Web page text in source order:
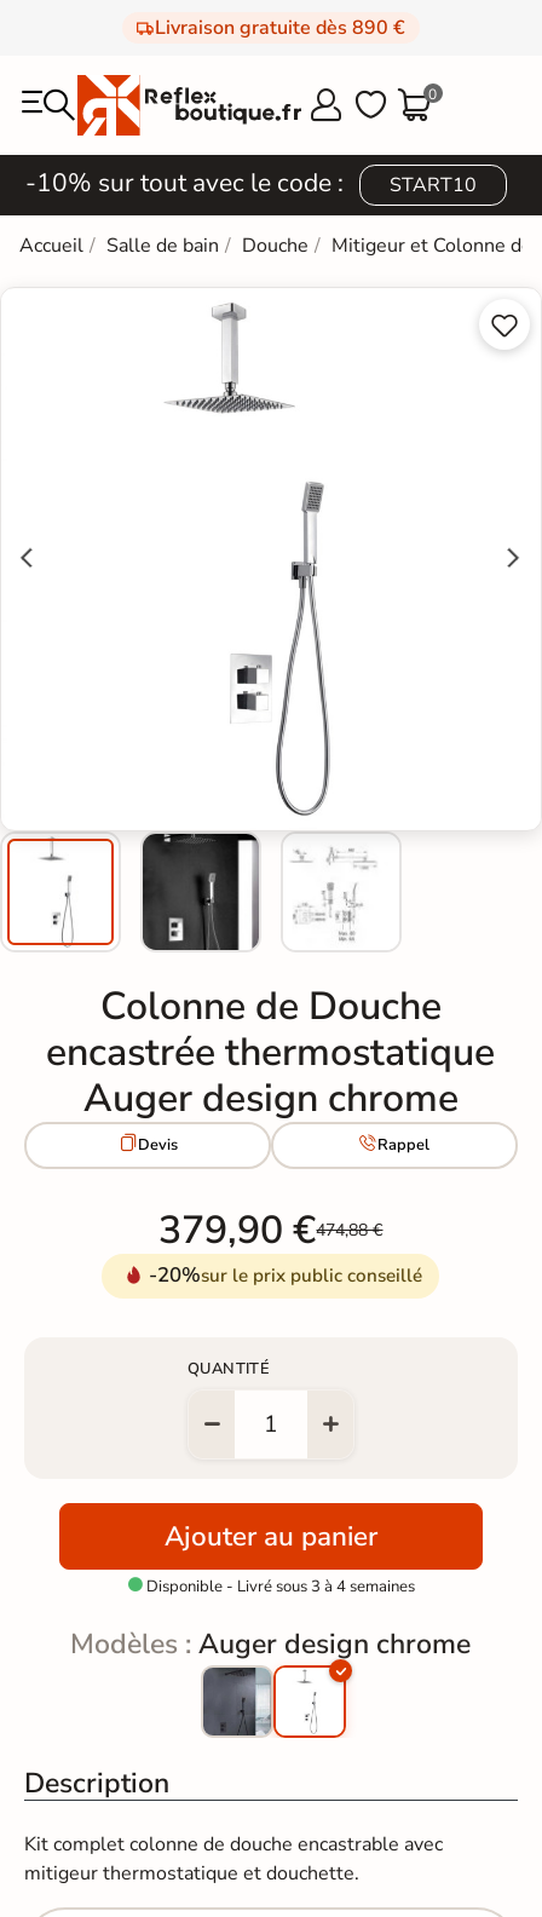
Livraison gratuite dès 890 €
  0
-10% sur tout avec le code : START10
Accueil Salle de bain Douche Mitigeur et Colonne de


Colonne de Douche
encastrée thermostatique
Auger design chrome
Devis Rappel
379,90 €474,88 €
-20%sur le prix public conseillé
QUANTITÉ
Ajouter au panier
Disponible - Livré sous 3 à 4 semaines
Modèles :Auger design chrome
Description
Kit complet colonne de douche encastrable avec
mitigeur thermostatique et douchette.